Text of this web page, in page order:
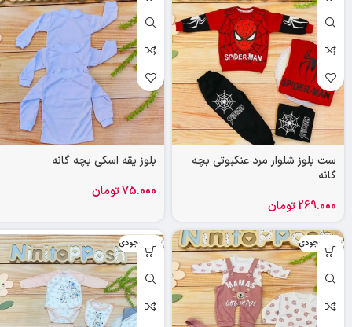
ست بلوز شلوار مرد عنکبوتی بچه
گانه
269.000تومان
بلوز یقه اسکی بچه گانه
75.000تومان
اتمام موجودی اتمام موجودی